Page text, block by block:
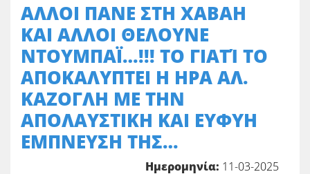
ΑΛΛΟΙ ΠΑΝΕ ΣΤΗ ΧΑΒΑΗ
ΚΑΙ ΑΛΛΟΙ ΘΕΛΟΥΝΕ
ΝΤΟΥΜΠΑΪ…!!! ΤΟ ΓΙΑΤΊ ΤΟ
ΑΠΟΚΑΛΥΠΤΕΙ Η ΗΡΑ ΑΛ.
ΚΑΖΟΓΛΗ ΜΕ ΤΗΝ
ΑΠΟΛΑΥΣΤΙΚΗ ΚΑΙ ΕΥΦΥΗ
ΕΜΠΝΕΥΣΗ ΤΗΣ…
Ημερομηνία: 11-03-2025